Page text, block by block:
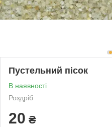
Пустельний пісок
В наявності
Роздріб
20 ₴